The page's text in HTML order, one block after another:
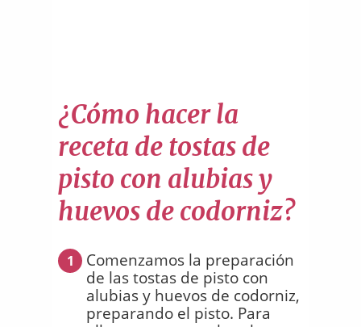
¿Cómo hacer la
receta de tostas de
pisto con alubias y
huevos de codorniz?
1
Comenzamos la preparación
de las tostas de pisto con
alubias y huevos de codorniz,
preparando el pisto. Para